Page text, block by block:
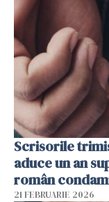
Scrisorile
aduce un an
român
21 FEBRUARIE 2026